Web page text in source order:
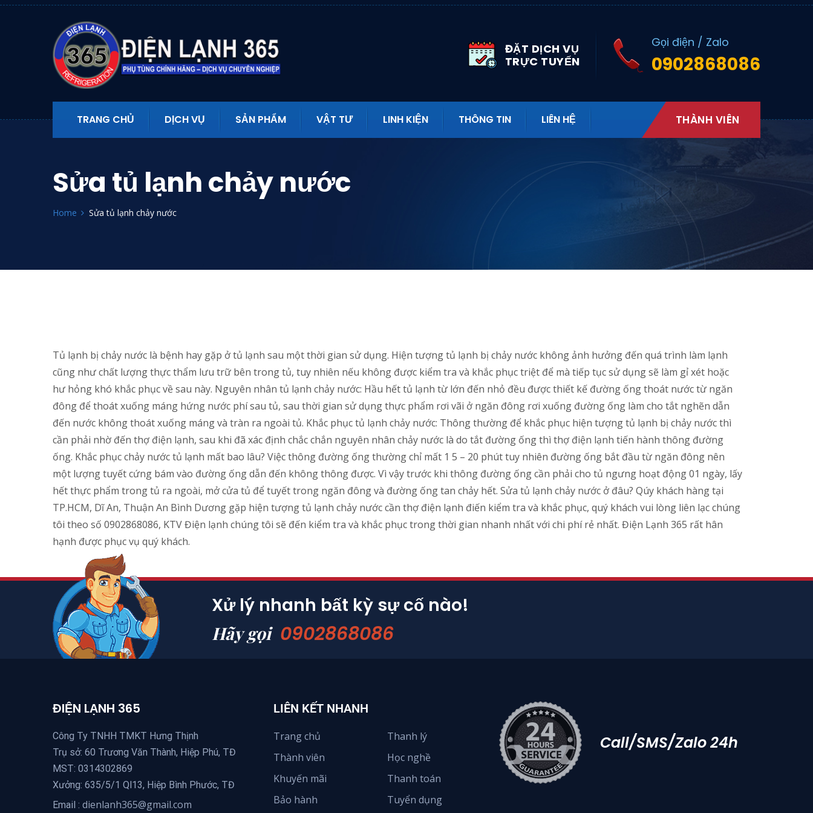
ĐẶT DỊCH VỤ
TRỰC TUYẾN
Gọi điện / Zalo
0902868086
TRANG CHỦ DỊCH VỤ SẢN PHẨM VẬT TƯ LINH KIỆN THÔNG TIN LIÊN HỆ THÀNH VIÊN
Sửa tủ lạnh chảy nước
Home Sửa tủ lạnh chảy nước
Tủ lạnh bị chảy nước là bệnh hay gặp ở tủ lạnh sau một thời gian sử dụng. Hiện tượng tủ lạnh bị chảy nước không ảnh hưởng đến quá trình làm lạnh
cũng như chất lượng thực thẩm lưu trữ bên trong tủ, tuy nhiên nếu không được kiểm tra và khắc phục triệt để mà tiếp tục sử dụng sẽ làm gỉ xét hoặc
hư hỏng khó khắc phục về sau này. Nguyên nhân tủ lạnh chảy nước: Hầu hết tủ lạnh từ lớn đến nhỏ đều được thiết kế đường ống thoát nước từ ngăn
đông để thoát xuống máng hứng nước phí sau tủ, sau thời gian sử dụng thực phẩm rơi vãi ở ngăn đông rơi xuống đường ống làm cho tắt nghẽn dẫn
đến nước không thoát xuống máng và tràn ra ngoài tủ. Khắc phục tủ lạnh chảy nước: Thông thường để khắc phục hiện tượng tủ lạnh bị chảy nước thì
cần phải nhờ đến thợ điện lạnh, sau khi đã xác định chắc chắn nguyên nhân chảy nước là do tắt đường ống thì thợ điện lạnh tiến hành thông đường
ống. Khắc phục chảy nước tủ lạnh mất bao lâu? Việc thông đường ống thường chỉ mất 1 5 – 20 phút tuy nhiên đường ống bắt đầu từ ngăn đông nên
một lượng tuyết cứng bám vào đường ống dẫn đến không thông được. Vì vậy trước khi thông đường ống cần phải cho tủ ngưng hoạt động 01 ngày, lấy
hết thực phẩm trong tủ ra ngoài, mở cửa tủ để tuyết trong ngăn đông và đường ống tan chảy hết. Sửa tủ lạnh chảy nước ở đâu? Qúy khách hàng tại
TP.HCM, Dĩ An, Thuận An Bình Dương gặp hiện tượng tủ lạnh chảy nước cần thợ điện lạnh điến kiểm tra và khắc phục, quý khách vui lòng liên lạc chúng
tôi theo số 0902868086, KTV Điện lạnh chúng tôi sẽ đến kiểm tra và khắc phục trong thời gian nhanh nhất với chi phí rẻ nhất. Điện Lạnh 365 rất hân
hạnh được phục vụ quý khách.
Xử lý nhanh bất kỳ sự cố nào!
Hãy gọi 0902868086
ĐIỆN LẠNH 365
Công Ty TNHH TMKT Hưng Thịnh
Trụ sở: 60 Trương Văn Thành, Hiệp Phú, TĐ
MST: 0314302869
Xưởng: 635/5/1 Ql13, Hiệp Bình Phước, TĐ
Email : dienlanh365@gmail.com
LIÊN KẾT NHANH
Trang chủ
Thành viên
Khuyến mãi
Bảo hành
Thanh lý
Học nghề
Thanh toán
Tuyển dụng
Call/SMS/Zalo 24h